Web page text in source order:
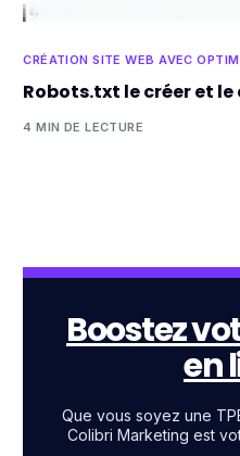
CRÉATION SITE WEB AVEC
Robots.txt le créer et
4 MIN DE LECTURE
Boostez
en
Que vous soyez une
Colibri Marketing est